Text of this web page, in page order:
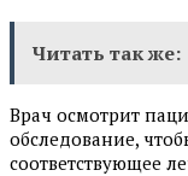
Читать так же:
Врач осмотрит
обследование,
соответствующее